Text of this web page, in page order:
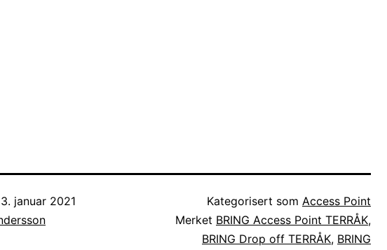
januar 2021
Kategorisert som Access Point
Merket BRING Access Point TERRÅK,
BRING Drop off TERRÅK, BRING